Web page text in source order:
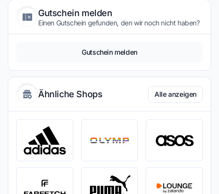
Gutschein melden
Einen Gutschein gefunden, den wir noch nicht haben?
Gutschein melden
Ähnliche Shops Alle anzeigen